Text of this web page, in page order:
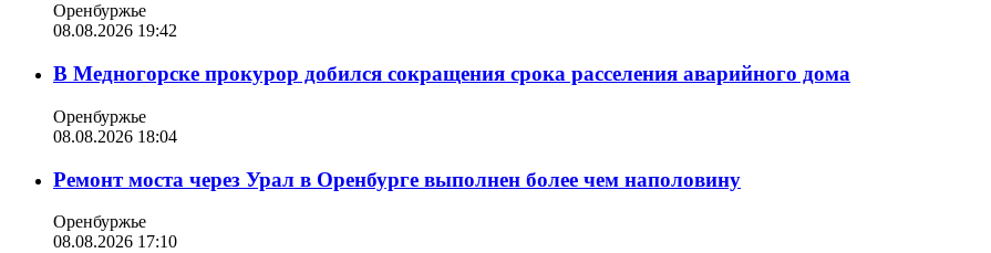
Оренбуржье
08.08.2026 19:42
В Медногорске прокурор добился сокращения срока расселения аварийного дома
Оренбуржье
08.08.2026 18:04
Ремонт моста через Урал в Оренбурге выполнен более чем наполовину
Оренбуржье
08.08.2026 17:10